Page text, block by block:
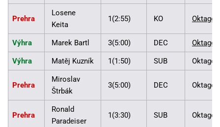
Prehra
Losene
Keita
1(2:55) KO
Výhra Marek Bartl 3(5:00) DEC
Výhra Matěj Kuzník 1(1:50) SUB
Prehra
Miroslav
Štrbák
3(5:00) DEC
Prehra
Ronald
Paradeiser
1(3:30) SUB